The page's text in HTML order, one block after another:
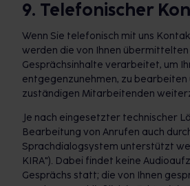
9. Telefonischer
Wenn Sie telefonisch mit uns
werden die von Ihnen
Gesprächsinhalte verarbeitet, um
entgegenzunehmen, zu bearbeiten
zuständigen Mitarbeitenden
Je nach eingesetzter technischer
Bearbeitung von Anrufen auch
Sprachdialogsystem unterstützt
KIRA"). Dabei findet keine
Gesprächs statt; die von Ihnen